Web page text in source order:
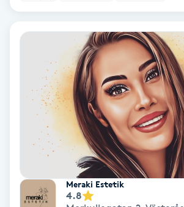
Pensionärklippning
Permanent
Permanent hårborttagning
Permanent ögonbrynsmakeup
Personal shopper
Meraki Estetik
4.8